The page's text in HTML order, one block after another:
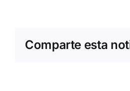
Comparte esta